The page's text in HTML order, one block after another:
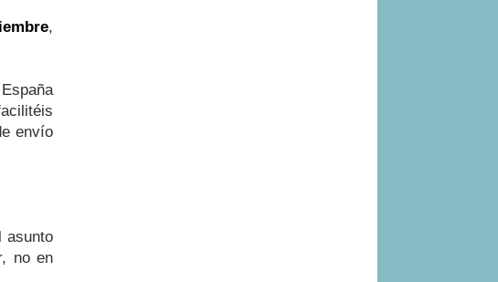
,
envío
asunto
no en